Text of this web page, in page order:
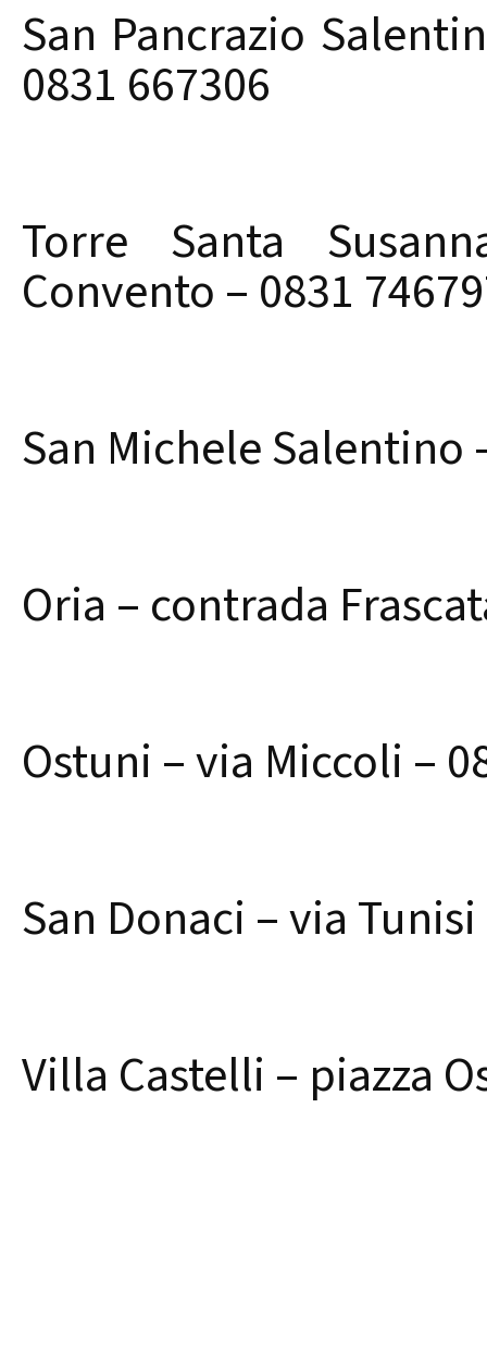
San Pancrazio
0831 667306
Torre Santa
Convento – 0831
San Michele Salentino
Oria – contrada
Ostuni – via Miccoli –
San Donaci – via
Villa Castelli – piazza